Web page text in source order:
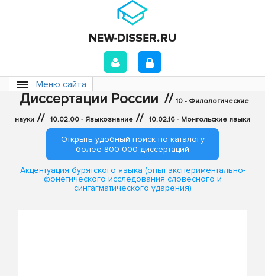
Меню сайта
Диссертации России // 10 - Филологические
науки // 10.02.00 - Языкознание // 10.02.16 - Монгольские языки
Открыть удобный поиск по каталогу
более 800 000 диссертаций
Акцентуация бурятского языка (опыт экспериментально-
фонетического исследования словесного и
синтагматического ударения)